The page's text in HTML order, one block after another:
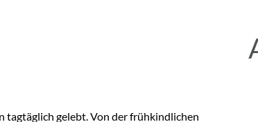
tagtäglich gelebt. Von der frühkindlichen